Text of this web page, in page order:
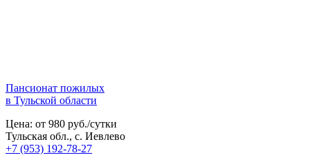
Пансионат пожилых
в Тульской области
Цена: от 980 руб./сутки
Тульская обл., с. Иевлево
+7 (953) 192-78-27